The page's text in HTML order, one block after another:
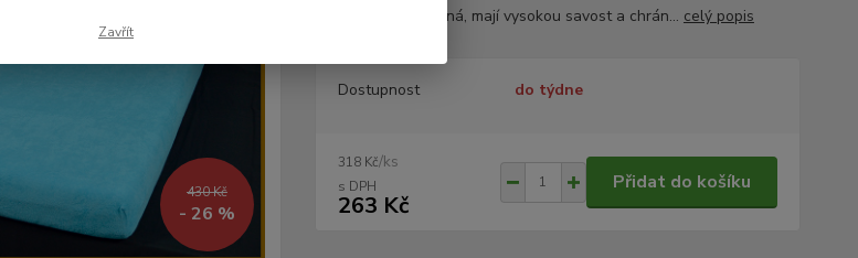
430 Kč
- 26 %
ložnici, jsou prodyšná, mají vysokou savost a chrán... celý popis
Dostupnost do týdne
318 Kč/ks
263 Kč
Přidat do košíku
Zavřít